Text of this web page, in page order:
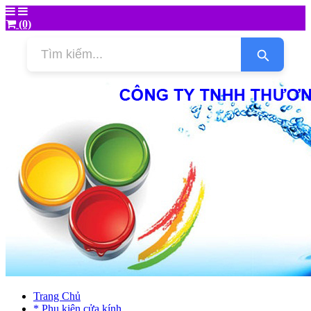
(0)
Trang Chủ
* Phụ kiện cửa kính